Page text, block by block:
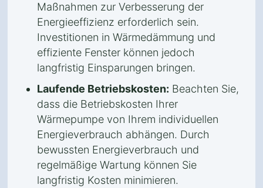
Maßnahmen zur Verbesserung der
Energieeffizienz erforderlich sein.
Investitionen in Wärmedämmung und
effiziente Fenster können jedoch
langfristig Einsparungen bringen.
Laufende Betriebskosten: Beachten Sie,
dass die Betriebskosten Ihrer
Wärmepumpe von Ihrem individuellen
Energieverbrauch abhängen. Durch
bewussten Energieverbrauch und
regelmäßige Wartung können Sie
langfristig Kosten minimieren.